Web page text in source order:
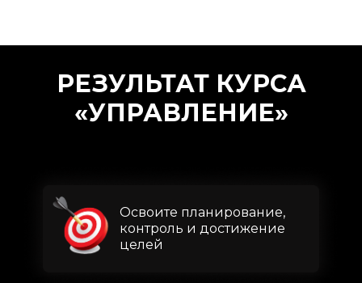
Освоите планирование,
контроль и достижение
целей
РЕЗУЛЬТАТ КУРСА
«УПРАВЛЕНИЕ»